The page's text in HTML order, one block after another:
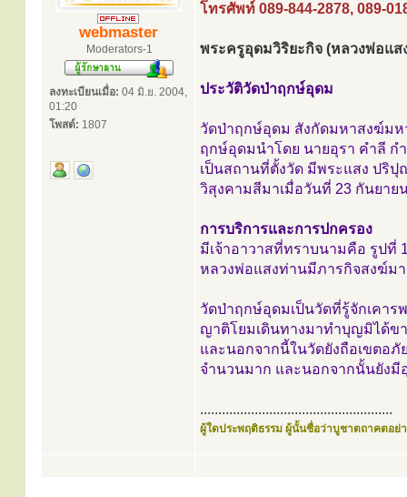
webmaster
Moderators-1
ลงทะเบียนเมื่อ: 04 มิ.ย. 2004,
01:20
โพสต์: 1807
โทรศัพท์ 089-844-2878, 089-
พระครูอุดมวิริยะกิจ (หลวงพ่อแ
ประวัติวัดป่าฤกษ์อุดม
วัดป่าฤกษ์อุดม สังกัดมหาสงฆ์มห
ฤกษ์อุดมนำโดย นายอุรา คำลี ก
เป็นสถานที่ตั้งวัด มีพระแสง ปริ
วิสุงคามสีมาเมื่อวันที่ 23 กันยาย
การบริการและการปกครอง
มีเจ้าอาวาสที่ทราบนามคือ รูปที่
หลวงพ่อแสงท่านมีภารกิจสงฆ์มา
วัดป่าฤกษ์อุดมเป็นวัดที่รู้จักเคาร
ญาติโยมเดินทางมาทำบุญมิได้ข
และนอกจากนี้ในวัดยังถือเขตอ
จำนวนมาก และนอกจากนั้นยังมี
.....................................................
ผู้ใดประพฤติธรรม ผู้นั้นชื่อว่าบูชาตถาคตอย่า